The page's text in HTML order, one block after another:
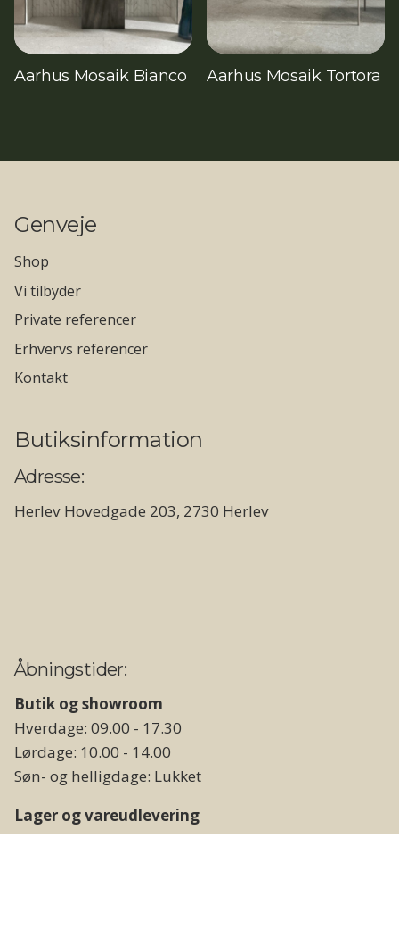
Aarhus Mosaik Bianco Aarhus Mosaik Tortora
Genveje
Shop
Vi tilbyder
Private referencer
Erhvervs referencer
Kontakt
Butiksinformation
Adresse:
Herlev Hovedgade 203, 2730 Herlev
Åbningstider:
Butik og showroom
Hverdage: 09.00 - 17.30
Lørdage: 10.00 - 14.00
Søn- og helligdage: Lukket
Lager og vareudlevering
Hverdage: 09.00 - 17.00